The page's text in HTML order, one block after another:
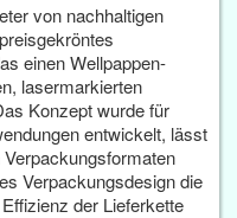
von nachhaltigen
einen Wellpappen-
lasermarkierten
Konzept wurde für
entwickelt, lässt
Verpackungsdesign die
der Lieferkette